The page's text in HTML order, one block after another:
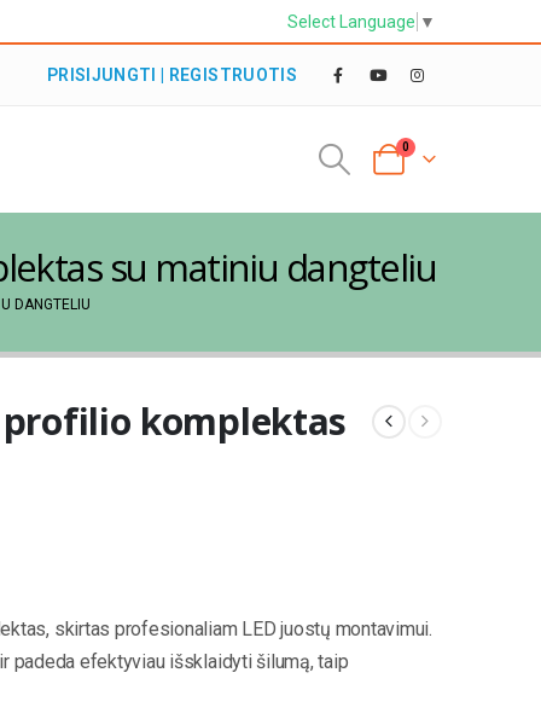
Select Language ▼
PRISIJUNGTI | REGISTRUOTIS
0
su matiniu dangteliu
DANGTELIU
profilio komplektas
skirtas profesionaliam LED juostų montavimui.
efektyviau išsklaidyti šilumą, taip